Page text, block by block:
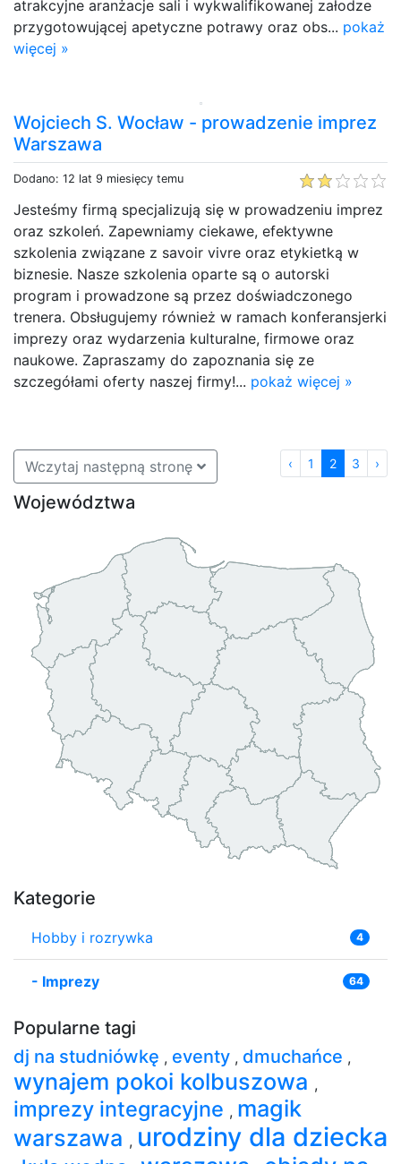
atrakcyjne aranżacje sali i wykwalifikowanej załodze
przygotowującej apetyczne potrawy oraz obs... pokaż
więcej »
Wojciech S. Wocław - prowadzenie imprez
Warszawa
Dodano: 12 lat 9 miesięcy temu
Jesteśmy firmą specjalizują się w prowadzeniu imprez
oraz szkoleń. Zapewniamy ciekawe, efektywne
szkolenia związane z savoir vivre oraz etykietką w
biznesie. Nasze szkolenia oparte są o autorski
program i prowadzone są przez doświadczonego
trenera. Obsługujemy również w ramach konferansjerki
imprezy oraz wydarzenia kulturalne, firmowe oraz
naukowe. Zapraszamy do zapoznania się ze
szczegółami oferty naszej firmy!... pokaż więcej »
Wczytaj następną stronę ‹ 1 2 3 ›
Województwa
Kategorie
Hobby i rozrywka 4
- Imprezy 64
Popularne tagi
dj na studniówkę , eventy , dmuchańce ,
wynajem pokoi kolbuszowa ,
imprezy integracyjne , magik
warszawa , urodziny dla dziecka